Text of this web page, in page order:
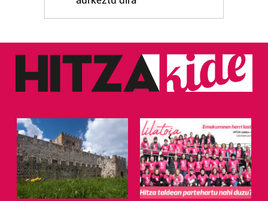
erabiltzeko baimen esplizitua ematen diguzu.Gehiago
irakurri